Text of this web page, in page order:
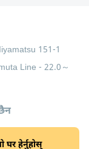
151-1
Line - 22.0～
घर हेर्नुहोस्